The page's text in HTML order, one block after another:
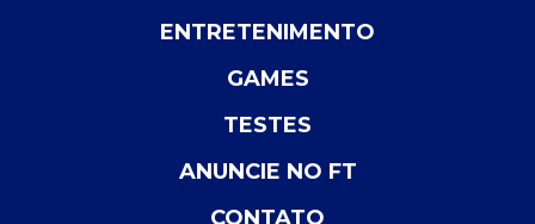
ENTRETENIMENTO
GAMES
TESTES
ANUNCIE NO FT
CONTATO